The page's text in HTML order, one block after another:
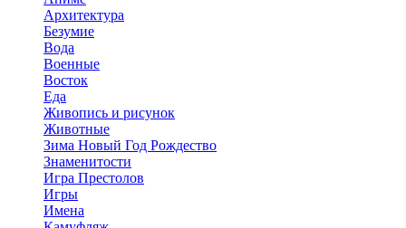
Архитектура
Безумие
Вода
Военные
Восток
Еда
Живопись и рисунок
Животные
Зима Новый Год Рождество
Знаменитости
Игра Престолов
Игры
Имена